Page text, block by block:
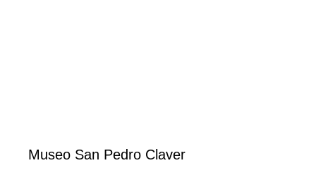
Museo San Pedro Claver